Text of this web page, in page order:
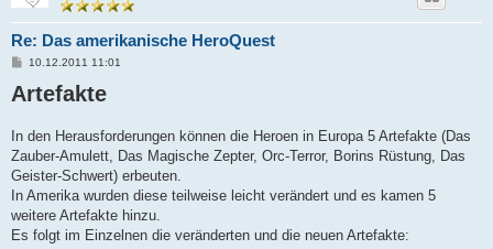
Re: Das amerikanische HeroQuest
B
t
g
10.12.2011 11:01
Artefakte
In den Herausforderungen können die Heroen in Europa 5 Artefakte (Das
Zauber-Amulett, Das Magische Zepter, Orc-Terror, Borins Rüstung, Das
Geister-Schwert) erbeuten.
In Amerika wurden diese teilweise leicht verändert und es kamen 5
weitere Artefakte hinzu.
Es folgt im Einzelnen die veränderten und die neuen Artefakte: